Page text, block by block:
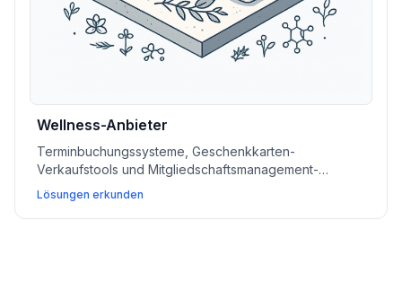
Wellness-Anbieter
Terminbuchungssysteme, Geschenkkarten-
Verkaufstools und Mitgliedschaftsmanagement-
Software unterstützen Spas und Wellnesszentren beim
Aufbau von Kundenbindung und Umsatzsteigerung.
Lösungen erkunden